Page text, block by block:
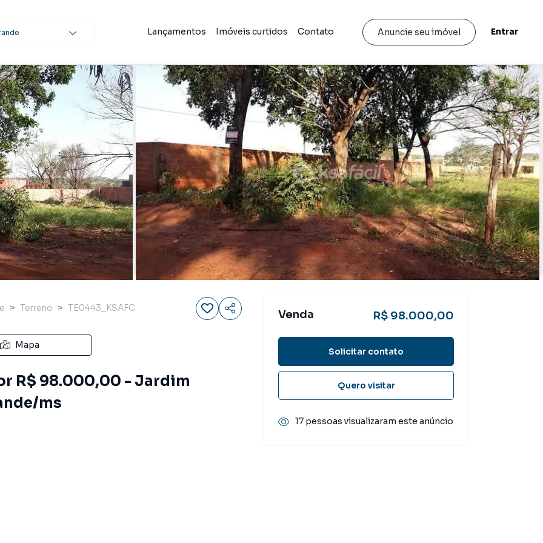
Lançamentos Imóveis curtidos Contato Anuncie seu imóvel Entrar
Terreno TE0443_KSAFC
Mapa
R$ 98.000,00 - Jardim
ms
Venda R$ 98.000,00
Solicitar contato
Quero visitar
17 pessoas visualizaram este anúncio